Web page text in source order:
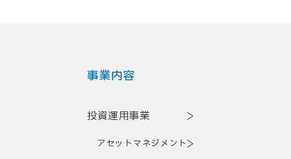
事業内容
投資運用事業
アセットマネジメント